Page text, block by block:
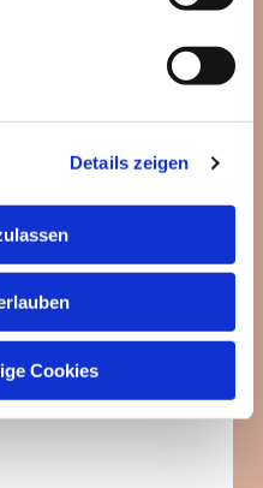
Details zeigen
Cookies